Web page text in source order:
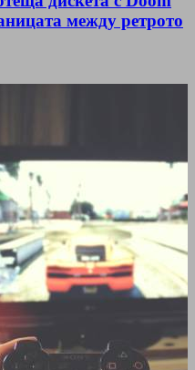
между ретрото